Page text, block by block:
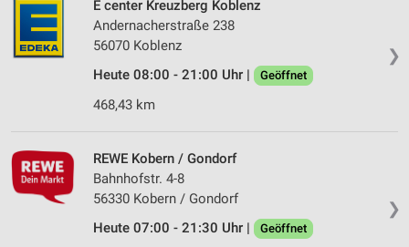
❯
E center Kreuzberg Koblenz
Andernacherstraße 238
56070 Koblenz
Heute 08:00 - 21:00 Uhr |
Geöffnet
468,43 km
❯
REWE Kobern / Gondorf
Bahnhofstr. 4-8
56330 Kobern / Gondorf
Heute 07:00 - 21:30 Uhr |
Geöffnet